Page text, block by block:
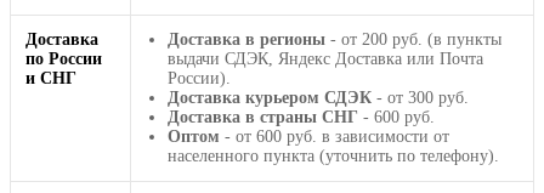
Доставка
по России
и СНГ
Доставка в регионы - от 200 руб. (в пункты
выдачи СДЭК, Яндекс Доставка или Почта
России).
Доставка курьером СДЭК - от 300 руб.
Доставка в страны СНГ - 600 руб.
Оптом - от 600 руб. в зависимости от
населенного пункта (уточнить по телефону).